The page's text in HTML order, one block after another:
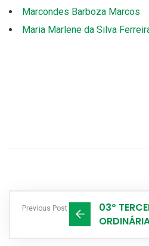
Marcondes Barboza Marcos
Maria Marlene da Silva
Previous Post
03º